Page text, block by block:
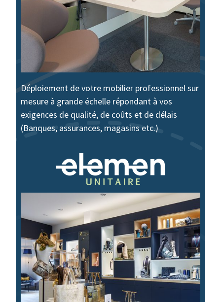
Déploiement de votre mobilier professionnel sur
mesure à grande échelle répondant à vos
exigences de qualité, de coûts et de délais
(Banques, assurances, magasins etc.)